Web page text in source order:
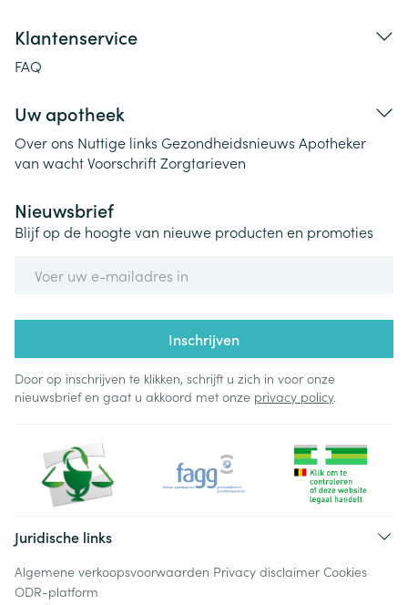
Klantenservice
FAQ
Uw apotheek
Over ons Nuttige links Gezondheidsnieuws Apotheker
van wachtVoorschriftZorgtarieven
Nieuwsbrief
Blijf op de hoogte van nieuwe producten en promoties
Inschrijven
Door op inschrijven te klikken, schrijft u zich in voor onze
nieuwsbrief en gaat u akkoord met onze privacy policy.
Juridische links
Algemene verkoopsvoorwaarden Privacy disclaimer Cookies
ODR-platform